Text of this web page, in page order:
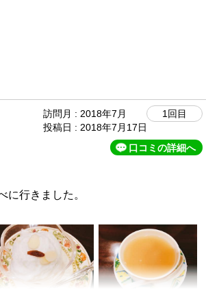
訪問月 : 2018年7月
1回目
投稿日 : 2018年7月17日
口コミの詳細へ
に行きました。
が、なかなか入る機会がなく、やっと
族衣装のようなものが並べられ、販